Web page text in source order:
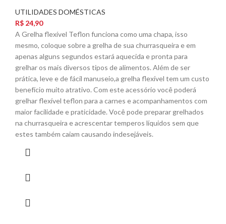
UTILIDADES DOMÉSTICAS
R$ 24,90
A Grelha flexível Teflon funciona como uma chapa, isso
mesmo, coloque sobre a grelha de sua churrasqueira e em
apenas alguns segundos estará aquecida e pronta para
grelhar os mais diversos tipos de alimentos. Além de ser
prática, leve e de fácil manuseio,a grelha flexível tem um custo
benefício muito atrativo. Com este acessório você poderá
grelhar flexível teflon para a carnes e acompanhamentos com
maior facilidade e praticidade. Você pode preparar grelhados
na churrasqueira e acrescentar temperos líquidos sem que
estes também caiam causando indesejáveis.